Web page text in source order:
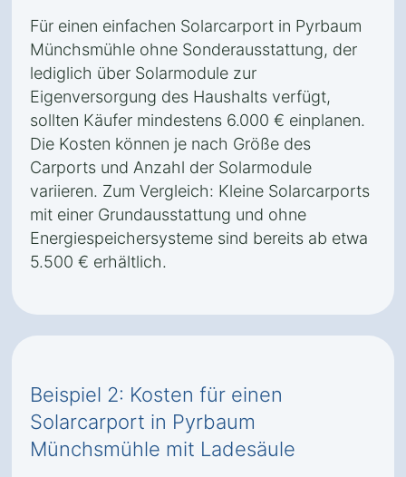
Für einen einfachen Solarcarport in Pyrbaum
Münchsmühle ohne Sonderausstattung, der
lediglich über Solarmodule zur
Eigenversorgung des Haushalts verfügt,
sollten Käufer mindestens 6.000 € einplanen.
Die Kosten können je nach Größe des
Carports und Anzahl der Solarmodule
variieren. Zum Vergleich: Kleine Solarcarports
mit einer Grundausstattung und ohne
Energiespeichersysteme sind bereits ab etwa
5.500 € erhältlich.
Beispiel 2: Kosten für einen
Solarcarport in Pyrbaum
Münchsmühle mit Ladesäule